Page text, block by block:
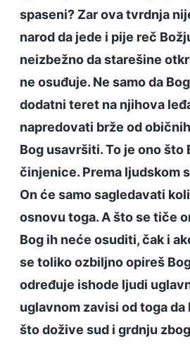
spaseni? Zar ova tvrdnja
narod da jede i pije reč
neizbežno da starešine
ne osuđuje. Ne samo da
dodatni teret na njihova
napredovati brže od
Bog usavršiti. To je ono
činjenice. Prema ljudskom
On će samo sagledavati
osnovu toga. A što se tiče
Bog ih neće osuditi, čak i
se toliko ozbiljno opireš
određuje ishode ljudi
uglavnom zavisi od toga
što dožive sud i grdnju